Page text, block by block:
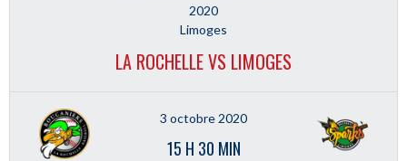
2020
Limoges
LA ROCHELLE VS LIMOGES
3 octobre 2020
15 H 30 MIN